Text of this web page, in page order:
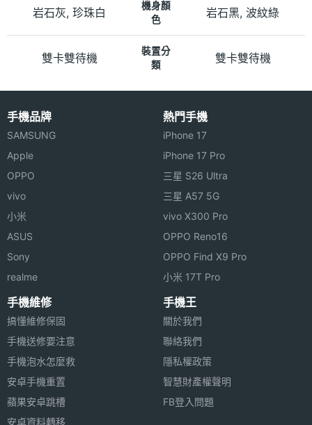
岩石灰, 珍珠白
機身顏
色
岩石黑, 波紋綠
雙卡雙待機
裝置分
類
雙卡雙待機
手機品牌
SAMSUNG
Apple
OPPO
vivo
小米
ASUS
Sony
realme
熱門手機
iPhone 17
iPhone 17 Pro
三星 S26 Ultra
三星 A57 5G
vivo X300 Pro
OPPO Reno16
OPPO Find X9 Pro
小米 17T Pro
手機維修
搞懂維修保固
手機送修要注意
手機泡水怎麼救
安卓手機重置
蘋果安卓跳槽
安卓資料轉移
手機王
關於我們
聯絡我們
隱私權政策
智慧財產權聲明
FB登入問題